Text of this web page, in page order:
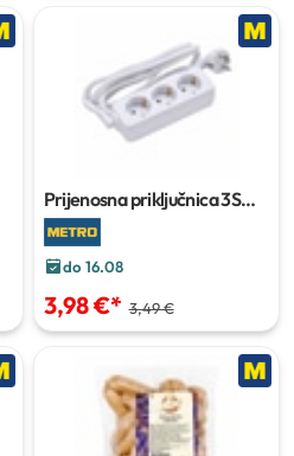
Prijenosna priključnica3S
1,0-1,5 m
do 16.08
3,98 €* 3,49 €